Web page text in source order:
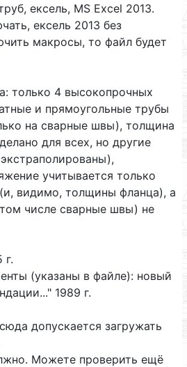
ексель, MS Excel 2013.
ексель 2013 без
макросы, то файл будет
только 4 высокопрочных
и прямоугольные трубы
на сварные швы), толщина
для всех, но другие
учитывается только
видимо, толщины фланца), а
числе сварные швы) не
г.
(указаны в файле): новый
1989 г.
допускается загружать
Можете проверить ещё